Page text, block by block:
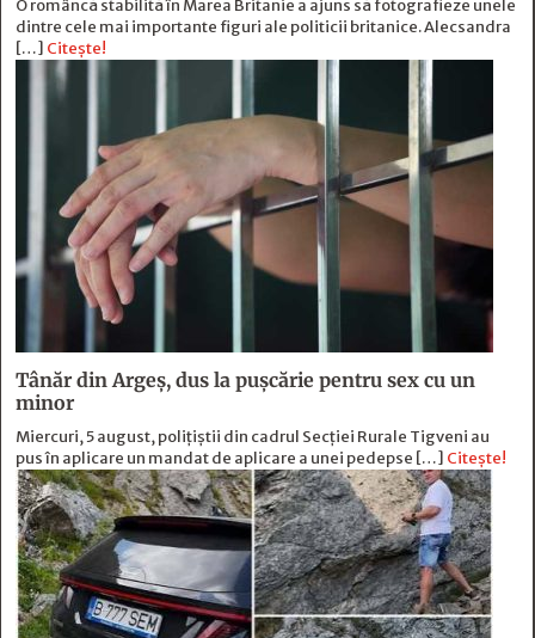
O româncă stabilită în Marea Britanie a ajuns să fotografieze unele
dintre cele mai importante figuri ale politicii britanice. Alecsandra
[…] Citește!
Tânăr din Argeș, dus la pușcărie pentru sex cu un
minor
Miercuri, 5 august, polițiștii din cadrul Secției Rurale Tigveni au
pus în aplicare un mandat de aplicare a unei pedepse […] Citește!